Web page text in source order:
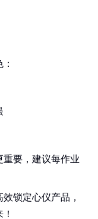
重要，建议每作业
锁定心仪产品，